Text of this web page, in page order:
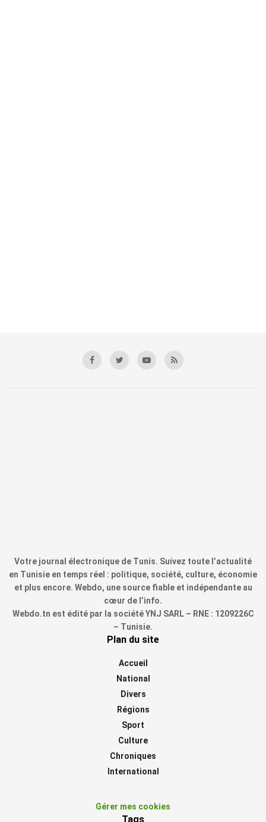
Votre journal électronique de Tunis. Suivez toute l’actualité
en Tunisie en temps réel : politique, société, culture, économie
et plus encore. Webdo, une source fiable et indépendante au
cœur de l’info.
Webdo.tn est édité par la société YNJ SARL – RNE : 1209226C
– Tunisie.
Plan du site
Accueil
National
Divers
Régions
Sport
Culture
Chroniques
International
Gérer mes cookies
Tags